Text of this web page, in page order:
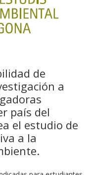
de
a
país del
el estudio de
a la